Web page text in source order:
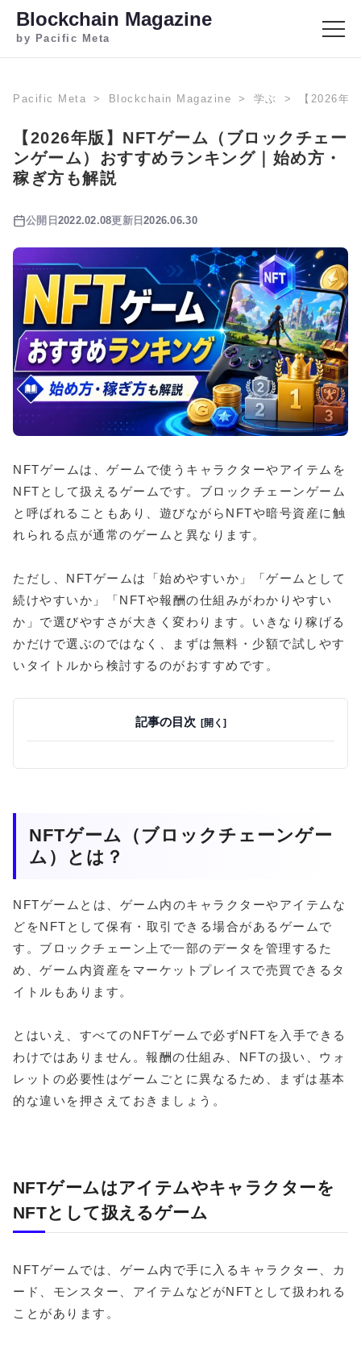
Blockchain Magazine
by Pacific Meta
Pacific Meta Blockchain Magazine 学ぶ 【2026年
【2026年版】NFTゲーム（ブロックチェー
ンゲーム）おすすめランキング｜始め方・
稼ぎ方も解説
公開日 2022.02.08更新日2026.06.30
NFTゲームは、ゲームで使うキャラクターやアイテムを
NFTとして扱えるゲームです。ブロックチェーンゲーム
と呼ばれることもあり、遊びながらNFTや暗号資産に触
れられる点が通常のゲームと異なります。
ただし、NFTゲームは「始めやすいか」「ゲームとして
続けやすいか」「NFTや報酬の仕組みがわかりやすい
か」で選びやすさが大きく変わります。いきなり稼げる
かだけで選ぶのではなく、まずは無料・少額で試しやす
いタイトルから検討するのがおすすめです。
記事の目次
NFTゲーム（ブロックチェーンゲー
ム）とは？
NFTゲームとは、ゲーム内のキャラクターやアイテムな
どをNFTとして保有・取引できる場合があるゲームで
す。ブロックチェーン上で一部のデータを管理するた
め、ゲーム内資産をマーケットプレイスで売買できるタ
イトルもあります。
とはいえ、すべてのNFTゲームで必ずNFTを入手できる
わけではありません。報酬の仕組み、NFTの扱い、ウォ
レットの必要性はゲームごとに異なるため、まずは基本
的な違いを押さえておきましょう。
NFTゲームはアイテムやキャラクターを
NFTとして扱えるゲーム
NFTゲームでは、ゲーム内で手に入るキャラクター、カ
ード、モンスター、アイテムなどがNFTとして扱われる
ことがあります。